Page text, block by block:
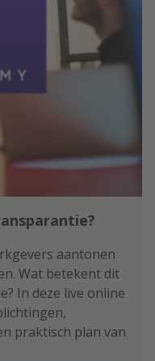
aantonen
Wat betekent dit
In deze live online
praktisch plan van